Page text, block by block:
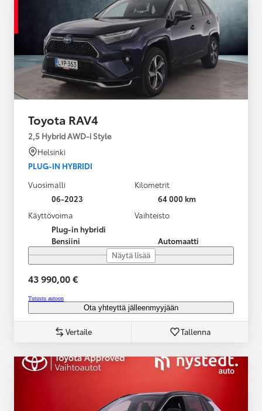
Toyota RAV4
2,5 Hybrid AWD-i Style
Helsinki
PLUG-IN HYBRIDI
Vuosimalli
06-2023
Kilometrit
64 000 km
Käyttövoima
Plug-in hybridi
Bensiini
Vaihteisto
Automaatti
Näytä lisää
43 990,00 €
Tutustu autoon
Ota yhteyttä jälleenmyyjään
Vertaile Tallenna